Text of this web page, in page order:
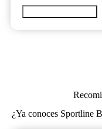
¿Ya conoces Sportline